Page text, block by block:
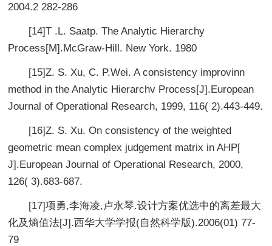
2004.2 282-286
[14]T .L. Saatp. The Analytic Hierarchy
Process[M].McGraw-Hill. New York. 1980
[15]Z. S. Xu, C. P.Wei. A consistency improvinn
method in the Analytic Hierarchv Process[J].European
Journal of Operational Research, 1999, 116( 2).443-449.
[16]Z. S. Xu. On consistency of the weighted
geometric mean complex judgement matrix in AHP[
J].European Journal of Operational Research, 2000,
126( 3).683-687.
[17]项勇,李海凌,卢永琴.设计方案优选中的离差最大
化及熵值法[J].西华大学学报(自然科学版).2006(01) 77-
79